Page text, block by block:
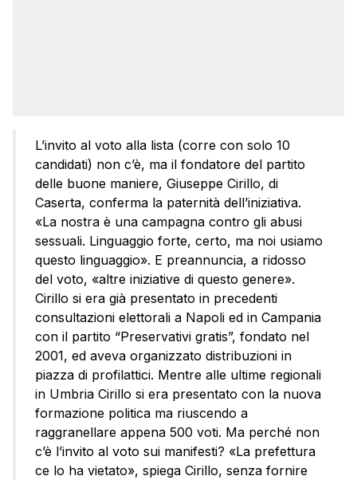
L’invito al voto alla lista (corre con solo 10
candidati) non c’è, ma il fondatore del partito
delle buone maniere, Giuseppe Cirillo, di
Caserta, conferma la paternità dell’iniziativa.
«La nostra è una campagna contro gli abusi
sessuali. Linguaggio forte, certo, ma noi usiamo
questo linguaggio». E preannuncia, a ridosso
del voto, «altre iniziative di questo genere».
Cirillo si era già presentato in precedenti
consultazioni elettorali a Napoli ed in Campania
con il partito “Preservativi gratis”, fondato nel
2001, ed aveva organizzato distribuzioni in
piazza di profilattici. Mentre alle ultime regionali
in Umbria Cirillo si era presentato con la nuova
formazione politica ma riuscendo a
raggranellare appena 500 voti. Ma perché non
c’è l’invito al voto sui manifesti? «La prefettura
ce lo ha vietato», spiega Cirillo, senza fornire